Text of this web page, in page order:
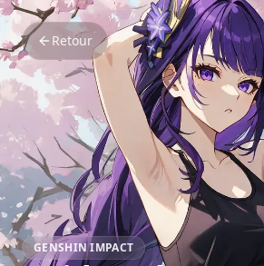
Retour
GENSHIN IMPACT